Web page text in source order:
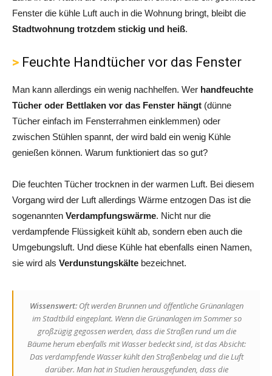
Fenster die kühle Luft auch in die Wohnung bringt, bleibt die
Stadtwohnung trotzdem stickig und heiß.
Feuchte Handtücher vor das Fenster
Man kann allerdings ein wenig nachhelfen. Wer handfeuchte
Tücher oder Bettlaken vor das Fenster hängt (dünne
Tücher einfach im Fensterrahmen einklemmen) oder
zwischen Stühlen spannt, der wird bald ein wenig Kühle
genießen können. Warum funktioniert das so gut?
Die feuchten Tücher trocknen in der warmen Luft. Bei diesem
Vorgang wird der Luft allerdings Wärme entzogen Das ist die
sogenannten Verdampfungswärme. Nicht nur die
verdampfende Flüssigkeit kühlt ab, sondern eben auch die
Umgebungsluft. Und diese Kühle hat ebenfalls einen Namen,
sie wird als Verdunstungskälte bezeichnet.
Wissenswert: Oft werden Brunnen und öffentliche Grünanlagen
im Stadtbild eingeplant. Wenn die Grünanlagen im Sommer so
großzügig gegossen werden, dass die Straßen rund um die
Bäume herum ebenfalls mit Wasser bedeckt sind, ist das Absicht:
Das verdampfende Wasser kühlt den Straßenbelag und die Luft
darüber. Man hat in Studien herausgefunden, dass die